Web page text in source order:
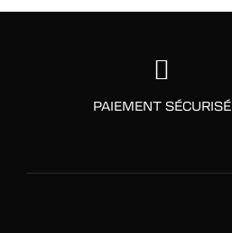
PAIEMENT SÉCURISÉ